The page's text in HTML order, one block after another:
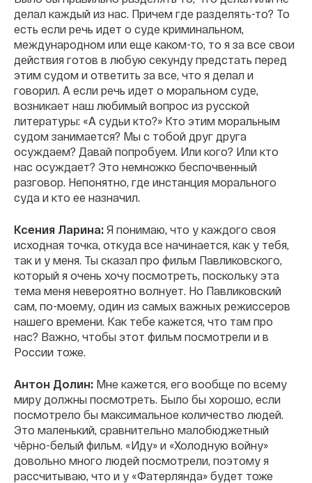
делал каждый из нас. Причем где разделять-то? То
есть если речь идет о суде криминальном,
международном или еще каком-то, то я за все свои
действия готов в любую секунду предстать перед
этим судом и ответить за все, что я делал и
говорил. А если речь идет о моральном суде,
возникает наш любимый вопрос из русской
литературы: «А судьи кто?» Кто этим моральным
судом занимается? Мы с тобой друг друга
осуждаем? Давай попробуем. Или кого? Или кто
нас осуждает? Это немножко беспочвенный
разговор. Непонятно, где инстанция морального
суда и кто ее назначил.
Ксения Ларина: Я понимаю, что у каждого своя
исходная точка, откуда все начинается, как у тебя,
так и у меня. Ты сказал про фильм Павликовского,
который я очень хочу посмотреть, поскольку эта
тема меня невероятно волнует. Но Павликовский
сам, по-моему, один из самых важных режиссеров
нашего времени. Как тебе кажется, что там про
нас? Важно, чтобы этот фильм посмотрели и в
России тоже.
Антон Долин: Мне кажется, его вообще по всему
миру должны посмотреть. Было бы хорошо, если
посмотрело бы максимальное количество людей.
Это маленький, сравнительно малобюджетный
чёрно-белый фильм. «Иду» и «Холодную войну»
довольно много людей посмотрели, поэтому я
рассчитываю, что и у «Фатерлянда» будет тоже